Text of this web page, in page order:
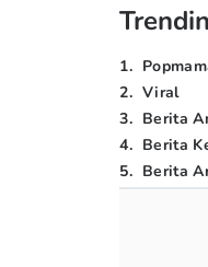
1.
2. Viral
3. Berita
4. Berita
5. Berita